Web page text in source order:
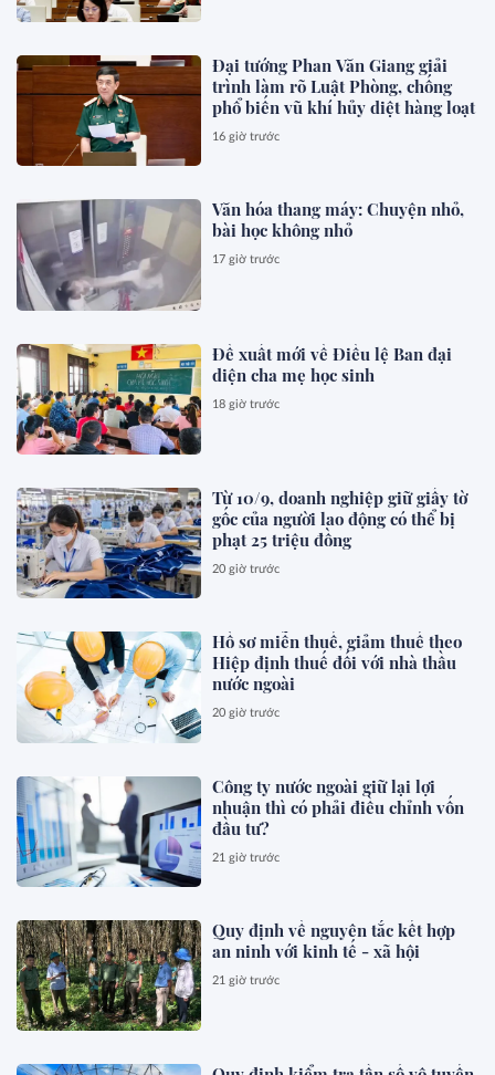
Đại tướng Phan Văn Giang giải
trình làm rõ Luật Phòng, chống
phổ biến vũ khí hủy diệt hàng loạt
16 giờ trước
Văn hóa thang máy: Chuyện nhỏ,
bài học không nhỏ
17 giờ trước
Đề xuất mới về Điều lệ Ban đại
diện cha mẹ học sinh
18 giờ trước
Từ 10/9, doanh nghiệp giữ giấy tờ
gốc của người lao động có thể bị
phạt 25 triệu đồng
20 giờ trước
Hồ sơ miễn thuế, giảm thuế theo
Hiệp định thuế đối với nhà thầu
nước ngoài
20 giờ trước
Công ty nước ngoài giữ lại lợi
nhuận thì có phải điều chỉnh vốn
đầu tư?
21 giờ trước
Quy định về nguyên tắc kết hợp
an ninh với kinh tế - xã hội
21 giờ trước